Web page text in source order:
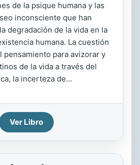
de la psique humana y las
inconsciente que han
degradación de la vida en la
humana. La cuestión
pensamiento para avizorar y
de la vida a través del
la incerteza de...
Ver Libro